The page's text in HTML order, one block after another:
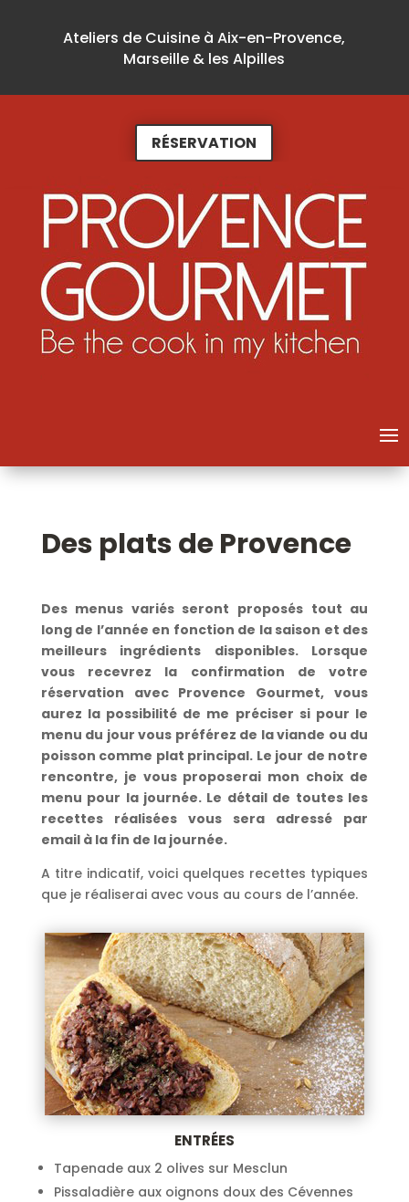
Ateliers de Cuisine à Aix-en-Provence,
Marseille & les Alpilles
RÉSERVATION
Des plats de Provence
Des menus variés seront proposés tout au
long de l’année en fonction de la saison et des
meilleurs ingrédients disponibles. Lorsque
vous recevrez la confirmation de votre
réservation avec Provence Gourmet, vous
aurez la possibilité de me préciser si pour le
menu du jour vous préférez de la viande ou du
poisson comme plat principal. Le jour de notre
rencontre, je vous proposerai mon choix de
menu pour la journée. Le détail de toutes les
recettes réalisées vous sera adressé par
email à la fin de la journée.
A titre indicatif, voici quelques recettes typiques
que je réaliserai avec vous au cours de l’année.
ENTRÉES
Tapenade aux 2 olives sur Mesclun
Pissaladière aux oignons doux des Cévennes